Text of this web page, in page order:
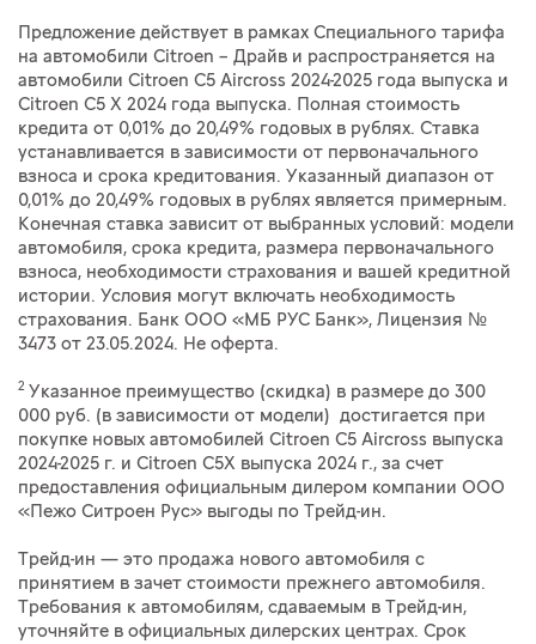
Предложение действует в рамках Специального тарифа
на автомобили Citroen – Драйв и распространяется на
автомобили Citroen C5 Aircross 2024-2025 года выпуска и
Citroen C5 X 2024 года выпуска. Полная стоимость
кредита от 0,01% до 20,49% годовых в рублях. Ставка
устанавливается в зависимости от первоначального
взноса и срока кредитования. Указанный диапазон от
0,01% до 20,49% годовых в рублях является примерным.
Конечная ставка зависит от выбранных условий: модели
автомобиля, срока кредита, размера первоначального
взноса, необходимости страхования и вашей кредитной
истории. Условия могут включать необходимость
страхования. Банк ООО «МБ РУС Банк», Лицензия №
3473 от 23.05.2024. Не оферта.
2 Указанное преимущество (скидка) в размере до 300
000 руб. (в зависимости от модели) достигается при
покупке новых автомобилей Citroen C5 Aircross выпуска
2024-2025 г. и Citroen C5X выпуска 2024 г., за счет
предоставления официальным дилером компании ООО
«Пежо Ситроен Рус» выгоды по Трейд-ин.
Трейд-ин — это продажа нового автомобиля с
принятием в зачет стоимости прежнего автомобиля.
Требования к автомобилям, сдаваемым в Трейд-ин,
уточняйте в официальных дилерских центрах. Срок